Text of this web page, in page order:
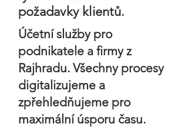
požadavky klientů.
Účetní služby pro
podnikatele a firmy z
Rajhradu. Všechny procesy
digitalizujeme a
zpřehledňujeme pro
maximální úsporu času.